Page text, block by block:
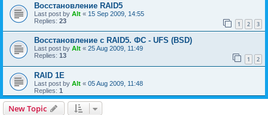
Восстановление RAID5
Last post by Alt « 15 Sep 2009, 14:55
Replies: 23 1 2 3
Восстановление с RAID5. ФС - UFS (BSD)
Last post by Alt « 25 Aug 2009, 11:49
Replies: 13 1 2
RAID 1E
Last post by Alt « 05 Aug 2009, 11:48
Replies: 1
New Topic